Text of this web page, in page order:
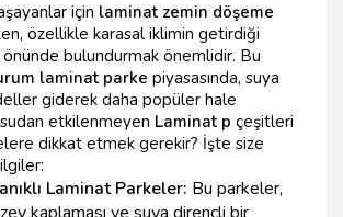
için laminat zemin döşeme
özellikle karasal iklimin getirdiği
önünde bulundurmak önemlidir. Bu
laminat parke piyasasında, suya
giderek daha popüler hale
etkilenmeyen Laminat p çeşitleri
dikkat etmek gerekir? İşte size
Laminat Parkeler: Bu parkeler,